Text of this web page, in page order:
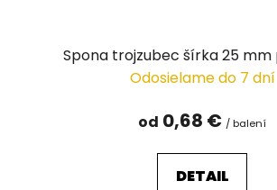
Spona trojzubec šírka 25
Odosielame do 7 dní
od 0,68 € / balení
DETAIL